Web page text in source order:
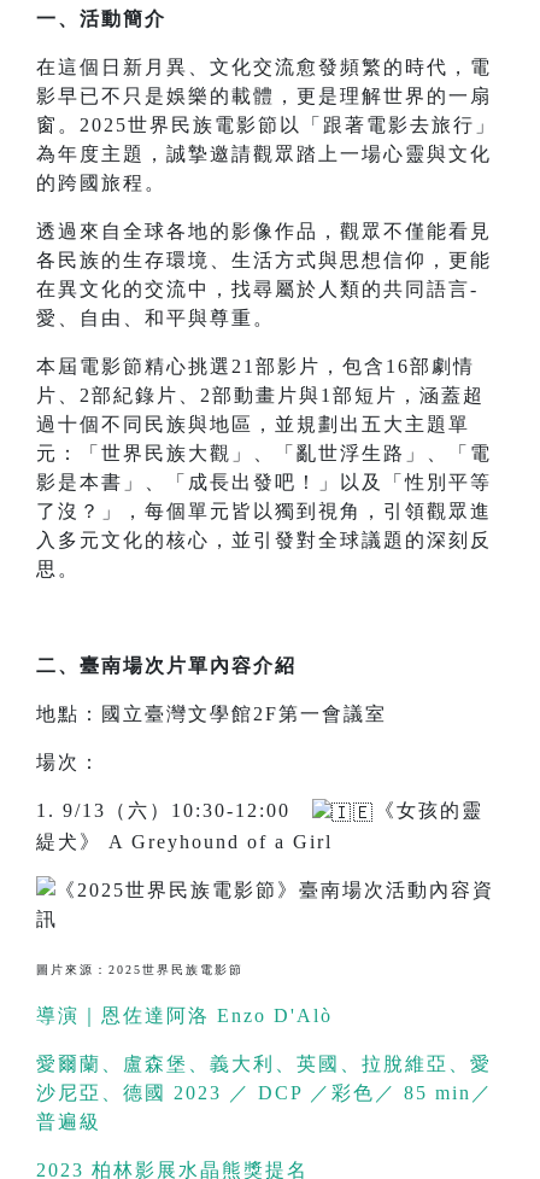
一、活動簡介
在這個日新月異、文化交流愈發頻繁的時代，電
影早已不只是娛樂的載體，更是理解世界的一扇
窗。2025世界民族電影節以「跟著電影去旅行」
為年度主題，誠摯邀請觀眾踏上一場心靈與文化
的跨國旅程。
透過來自全球各地的影像作品，觀眾不僅能看見
各民族的生存環境、生活方式與思想信仰，更能
在異文化的交流中，找尋屬於人類的共同語言-
愛、自由、和平與尊重。
本屆電影節精心挑選21部影片，包含16部劇情
片、2部紀錄片、2部動畫片與1部短片，涵蓋超
過十個不同民族與地區，並規劃出五大主題單
元：「世界民族大觀」、「亂世浮生路」、「電
影是本書」、「成長出發吧！」以及「性別平等
了沒？」，每個單元皆以獨到視角，引領觀眾進
入多元文化的核心，並引發對全球議題的深刻反
思。
二、臺南場次片單內容介紹
地點：國立臺灣文學館2F第一會議室
場次：
1. 9/13（六）10:30-12:00
《女孩的靈
緹犬》 A Greyhound of a Girl
圖片來源：2025世界民族電影節
導演｜恩佐達阿洛 Enzo D'Alò
愛爾蘭、盧森堡、義大利、英國、拉脫維亞、愛
沙尼亞、德國 2023 ／ DCP ／彩色／ 85 min／
普遍級
2023 柏林影展水晶熊獎提名